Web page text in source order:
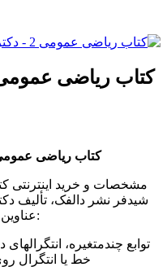
کتاب ریاضی عمومی 2 - دکتر عبدالله
کتاب ریاضی عمومی 2 - دکتر عبدالله
عناوین زیر می باشد:
توابع چندمتغیره، انتگرالهای
خط یا انتگرال